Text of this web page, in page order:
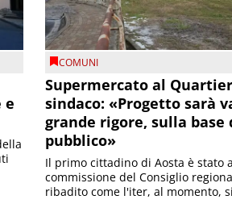
e
COMUNI
Supermercato al
sindaco: «Progetto sarà
grande rigore, sulla base
pubblico»
Il primo cittadino di Aosta è stato
commissione del Consiglio
ribadito come l'iter, al momento,